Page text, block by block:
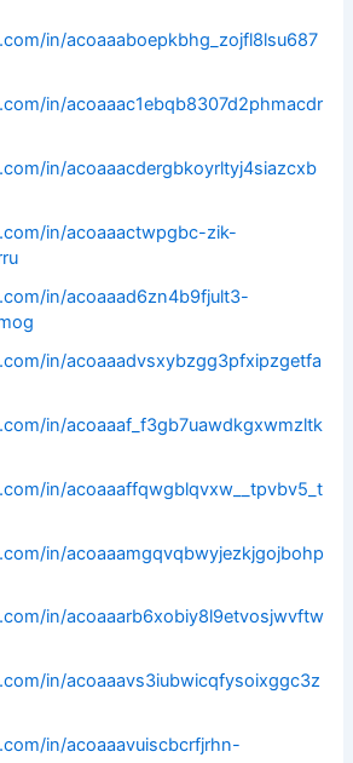
in/acoaaaboepkbhg_zojfl8lsu687
in/acoaaac1ebqb8307d2phmacdr
in/acoaaacdergbkoyrltyj4siazcxb
in/acoaaactwpgbc-zik-
in/acoaaad6zn4b9fjult3-
in/acoaaadvsxybzgg3pfxipzgetfa
in/acoaaaf_f3gb7uawdkgxwmzltk
in/acoaaaffqwgblqvxw__tpvbv5_t
in/acoaaamgqvqbwyjezkjgojbohp
in/acoaaarb6xobiy8l9etvosjwvftw
in/acoaaavs3iubwicqfysoixggc3z
in/acoaaavuiscbcrfjrhn-